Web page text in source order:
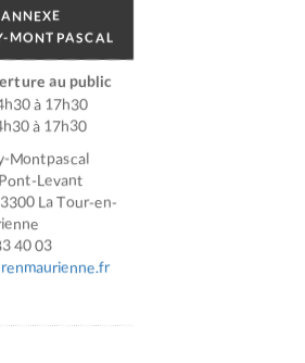
MONTPASCAL
au public
à 17h30
à 17h30
Montpascal
Levant
La Tour-en-
40 03